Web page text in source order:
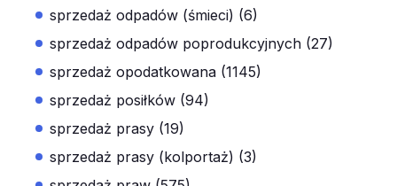
sprzedaż odpadów (śmieci) (6)
sprzedaż odpadów poprodukcyjnych (27)
sprzedaż opodatkowana (1145)
sprzedaż posiłków (94)
sprzedaż prasy (19)
sprzedaż prasy (kolportaż) (3)